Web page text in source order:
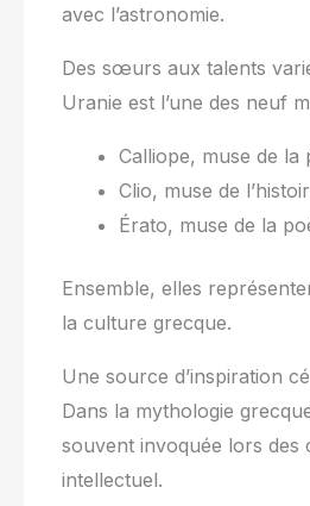
avec l’astronomie.
Des sœurs aux talents
Uranie est l’une des neuf
Calliope, muse de la
Clio, muse de
Érato, muse de la
Ensemble, elles
la culture grecque.
Une source d’inspiration
Dans la mythologie
souvent invoquée lors des
intellectuel.